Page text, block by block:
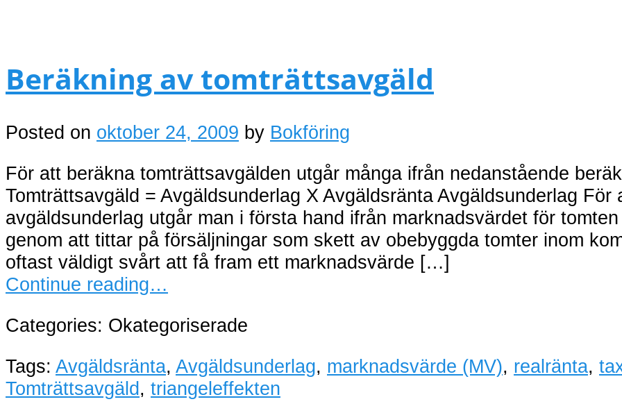
Beräkning av tomträttsavgäld
Posted on oktober 24, 2009 by Bokföring
För att beräkna tomträttsavgälden utgår många ifrån nedanstående
Tomträttsavgäld = Avgäldsunderlag X Avgäldsränta Avgäldsunderlag För
avgäldsunderlag utgår man i första hand ifrån marknadsvärdet för
genom att tittar på försäljningar som skett av obebyggda tomter inom
oftast väldigt svårt att få fram ett marknadsvärde […]
Continue reading…
Categories: Okategoriserade
Tags: Avgäldsränta, Avgäldsunderlag, marknadsvärde (MV), realränta,
Tomträttsavgäld, triangeleffekten